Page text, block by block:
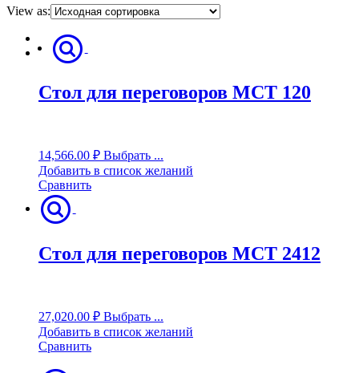
View as:
Стол для переговоров MCT 120
14,566.00 ₽ Выбрать ...
Добавить в список желаний
Сравнить
Стол для переговоров MCT 2412
27,020.00 ₽ Выбрать ...
Добавить в список желаний
Сравнить